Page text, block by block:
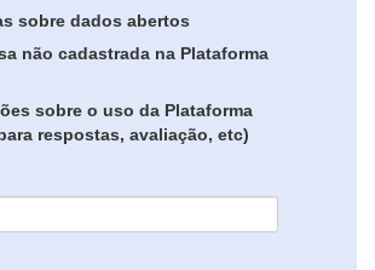
sobre dados abertos
não cadastrada na Plataforma
sobre o uso da Plataforma
respostas, avaliação, etc)